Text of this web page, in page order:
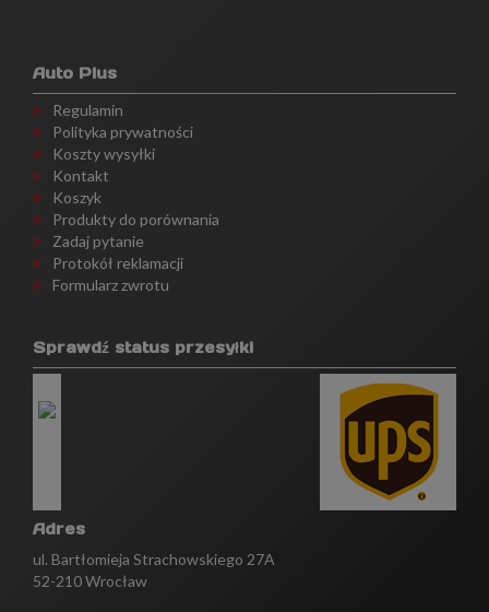
Auto Plus
Regulamin
Polityka prywatności
Koszty wysyłki
Kontakt
Koszyk
Produkty do porównania
Zadaj pytanie
Protokół reklamacji
Formularz zwrotu
Sprawdź status przesyłki
Adres
ul. Bartłomieja Strachowskiego 27A
52-210 Wrocław